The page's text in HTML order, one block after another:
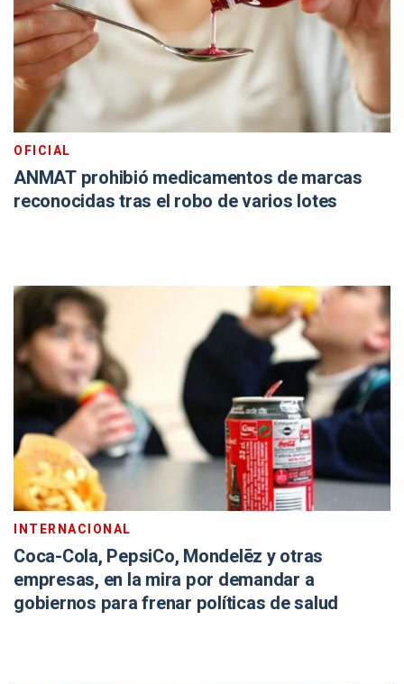
OFICIAL
ANMAT prohibió medicamentos de marcas
reconocidas tras el robo de varios lotes
INTERNACIONAL
Coca-Cola, PepsiCo, Mondelēz y otras
empresas, en la mira por demandar a
gobiernos para frenar políticas de salud